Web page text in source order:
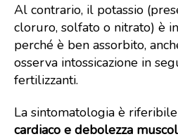
Al contrario, il potassio
cloruro, solfato o nitrato) è
perché è ben assorbito,
osserva intossicazione in
fertilizzanti.
La sintomatologia è
cardiaco e debolezza